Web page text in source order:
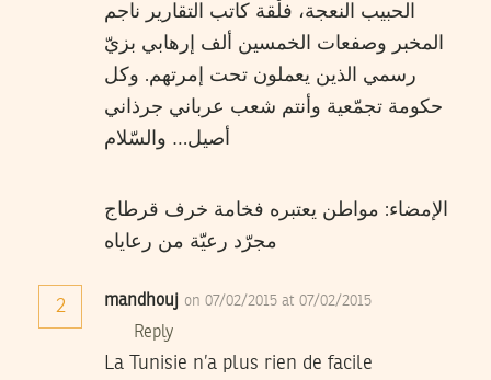
الحبيب النعجة، فلْقة كاتب التقارير ناجم
المخبر وصفعات الخمسين ألف إرهابي بزيّ
رسمي الذين يعملون تحت إمرتهم. وكل
حكومة تجمّعية وأنتم شعب عرباني جرذاني
أصيل… والسّلام
الإمضاء: مواطن يعتبره فخامة خرف قرطاج
مجرّد رعيّة من رعاياه
2 mandhouj on 07/02/2015 at 07/02/2015
Reply
La Tunisie n’a plus rien de facile